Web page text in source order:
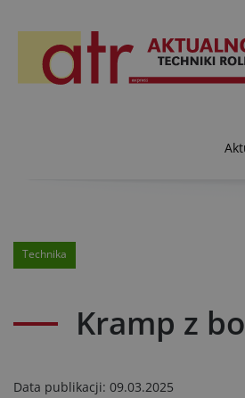
Technika
Kramp z
Data publikacji: 09.03.2025